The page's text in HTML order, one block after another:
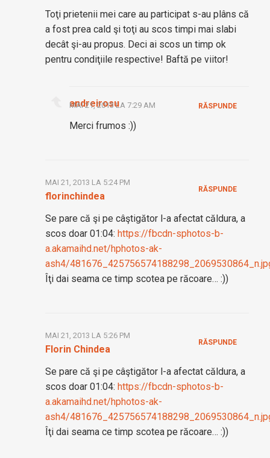
Toţi prietenii mei care au participat s-au plâns că
a fost prea cald şi toţi au scos timpi mai slabi
decât şi-au propus. Deci ai scos un timp ok
pentru condiţiile respective! Baftă pe viitor!
andreirosu
MAI 21, 2013 LA 7:29 AM
Merci frumos :))
RĂSPUNDE
florinchindea
MAI 21, 2013 LA 5:24 PM
Se pare că şi pe câştigător l-a afectat căldura, a
scos doar 01:04: https://fbcdn-sphotos-b-
a.akamaihd.net/hphotos-ak-
ash4/
Îţi dai seama ce timp scotea pe răcoare… :))
RĂSPUNDE
Florin Chindea
MAI 21, 2013 LA 5:26 PM
Se pare că şi pe câştigător l-a afectat căldura, a
scos doar 01:04: https://fbcdn-sphotos-b-
a.akamaihd.net/hphotos-ak-
ash4/
Îţi dai seama ce timp scotea pe răcoare… :))
RĂSPUNDE